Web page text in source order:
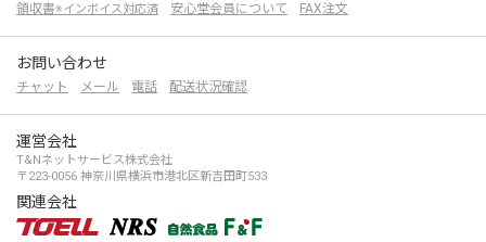
領収書※インボイス対応済 安心堂会員について FAX注文
お問い合わせ
チャット メール 電話 配送状況確認
運営会社
T&Nネットサービス株式会社
〒223-0056 神奈川県横浜市港北区新吉田町533
関連会社